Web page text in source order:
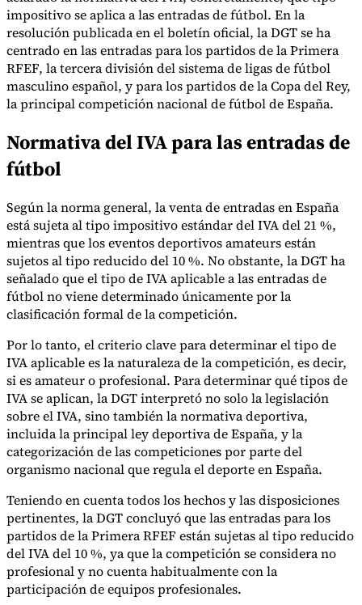
Herramientas
Calculadora de VAT Calculadora de GST Calculadora del impuesto
sobre las ventas Verificador de número de VATRastreador de
mandatos de facturación electrónica
Expertos
Nuestros autoresConviértase en colaboradorElija un experto
impositivo se aplica a las entradas de fútbol. En la
resolución publicada en el boletín oficial, la DGT se ha
centrado en las entradas para los partidos de la Primera
RFEF, la tercera división del sistema de ligas de fútbol
masculino español, y para los partidos de la Copa del Rey,
la principal competición nacional de fútbol de España.
Normativa del IVA para las entradas de
fútbol
Según la norma general, la venta de entradas en España
está sujeta al tipo impositivo estándar del IVA del 21 %,
mientras que los eventos deportivos amateurs están
sujetos al tipo reducido del 10 %. No obstante, la DGT ha
señalado que el tipo de IVA aplicable a las entradas de
fútbol no viene determinado únicamente por la
clasificación formal de la competición.
Por lo tanto, el criterio clave para determinar el tipo de
IVA aplicable es la naturaleza de la competición, es decir,
si es amateur o profesional. Para determinar qué tipos de
IVA se aplican, la DGT interpretó no solo la legislación
sobre el IVA, sino también la normativa deportiva,
incluida la principal ley deportiva de España, y la
categorización de las competiciones por parte del
organismo nacional que regula el deporte en España.
Teniendo en cuenta todos los hechos y las disposiciones
pertinentes, la DGT concluyó que las entradas para los
partidos de la Primera RFEF están sujetas al tipo reducido
del IVA del 10 %, ya que la competición se considera no
profesional y no cuenta habitualmente con la
participación de equipos profesionales.